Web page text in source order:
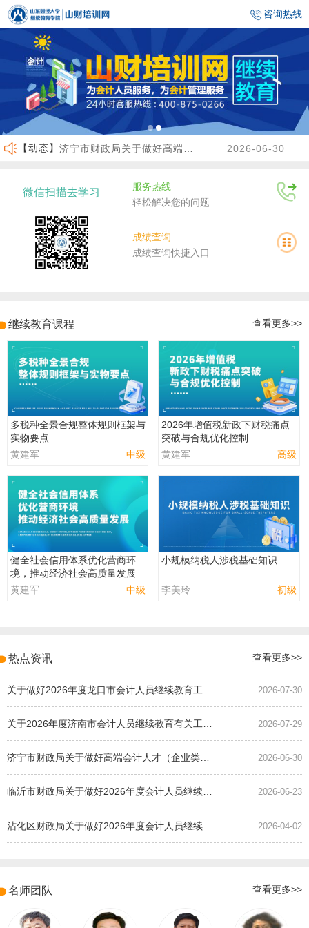
咨询热线
【动态】 2026-06-30
沾化区财政局关于做好2026年度会计人员继续教育有关工作的通知 2026-04-02
关于2026年度济南市会计人员继续教育有关工作的通知 2026-07-29
微信扫描去学习
服务热线
轻松解决您的问题
成绩查询
成绩查询快捷入口
继续教育课程 查看更多>>
多税种全景合规整体规则框架与
实物要点
黄建军
中级
2026年增值税新政下财税痛点
突破与合规优化控制
黄建军
高级
健全社会信用体系优化营商环
境，推动经济社会高质量发展
黄建军
中级
小规模纳税人涉税基础知识
李美玲 初级
热点资讯 查看更多>>
2026-07-30
2026-07-29
济宁市财政局关于做好高端会计人才（企业类）培养班选拔工作的通知 2026-06-30
临沂市财政局关于做好2026年度会计人员继续教育有关工作的通知 2026-06-23
2026-04-02
名师团队 查看更多>>